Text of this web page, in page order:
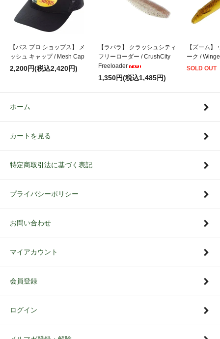
【バス プロ ショップス】 メ
ッシュ キャップ / Mesh Cap
2,200円(税込2,420円)
【ラパラ】 クラッシュシティ
フリーローダー / CrushCity
Freeloader
1,350円(税込1,485円)
【ズーム】
ーク /
SOLD OUT
ホーム
カートを見る
特定商取引法に基づく表記
プライバシーポリシー
お問い合わせ
マイアカウント
会員登録
ログイン